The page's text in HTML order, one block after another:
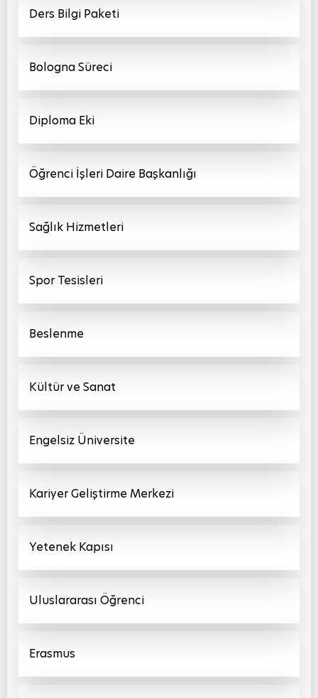
Ders Bilgi Paketi
Bologna Süreci
Diploma Eki
Öğrenci İşleri Daire Başkanlığı
Sağlık Hizmetleri
Spor Tesisleri
Beslenme
Kültür ve Sanat
Engelsiz Üniversite
Kariyer Geliştirme Merkezi
Yetenek Kapısı
Uluslararası Öğrenci
Erasmus